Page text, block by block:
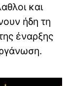
και
ήδη τη
έναρξης